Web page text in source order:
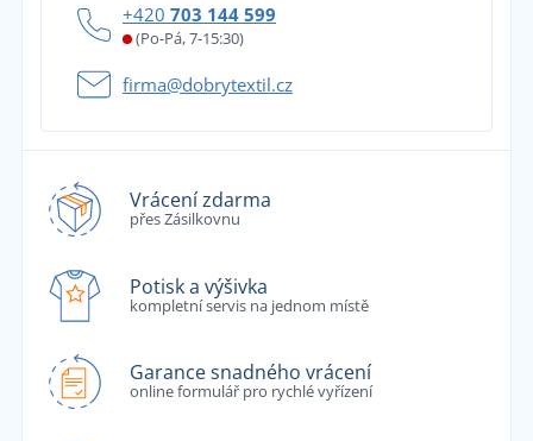
+420 703 144 599
(Po-Pá, 7-15:30)
firma@dobrytextil.cz
Vrácení zdarma
přes Zásilkovnu
Potisk a výšivka
kompletní servis na jednom místě
Garance snadného vrácení
online formulář pro rychlé vyřízení